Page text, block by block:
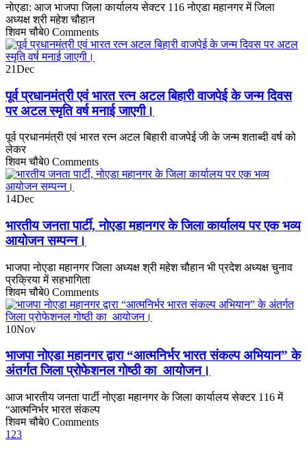
नोएडा: आज भाजपा जिला कार्यालय सेक्टर 116 नोएडा महानगर में जिला
अध्यक्ष श्री महेश चौहान
शिवम चौबे0 Comments
21Dec
पूर्व प्रधानमंत्री एवं भारत रत्न अटल बिहारी वाजपेई के जन्म दिवस
पर अटल स्मृति वर्ष मनाई जाएगी।
पूर्व प्रधानमंत्री एवं भारत रत्न अटल बिहारी वाजपेई जी के जन्म शताब्दी वर्ष को
लेकर
शिवम चौबे0 Comments
14Dec
भारतीय जनता पार्टी, नोएडा महानगर के जिला कार्यालय पर एक भव्य
आयोजन सम्पन्न।
भाजपा नोएडा महानगर जिला अध्यक्ष श्री महेश चौहान भी प्रदेश अध्यक्ष चुनाव
प्रक्रिया में सहभागिता
शिवम चौबे0 Comments
10Nov
भाजपा नोएडा महानगर द्वारा “आत्मनिर्भर भारत संकल्प अभियान” के
अंतर्गत जिला प्रोफेशनल गोष्ठी का आयोजन।
आज भारतीय जनता पार्टी नोएडा महानगर के जिला कार्यालय सेक्टर 116 में
“आत्मनिर्भर भारत संकल्प
शिवम चौबे0 Comments
1 23